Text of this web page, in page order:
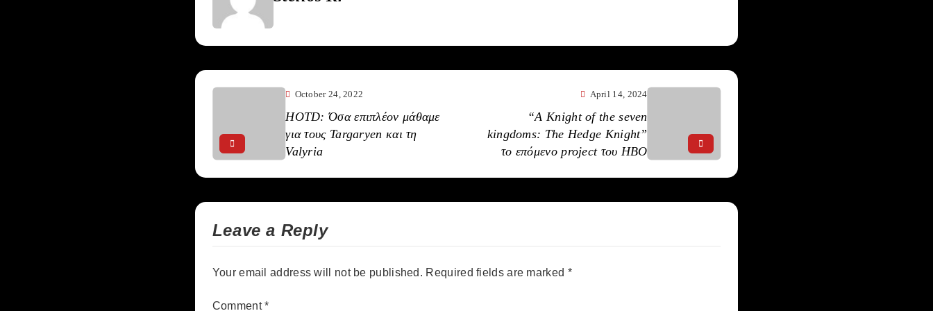
October 24, 2022
HOTD: Όσα επιπλέον μάθαμε
για τους Targaryen και τη
Valyria
April 14, 2024
“A Knight of the seven
kingdoms: The Hedge Knight”
το επόμενο project του HBO
Leave a Reply
Your email address will not be published. Required fields are marked *
Comment*